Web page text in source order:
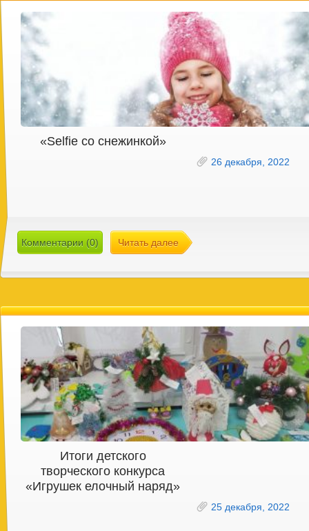
«Selfie со снежинкой»
26 декабря, 2022
Комментарии (0) Читать далее
Итоги детского
творческого конкурса
«Игрушек елочный наряд»
25 декабря, 2022